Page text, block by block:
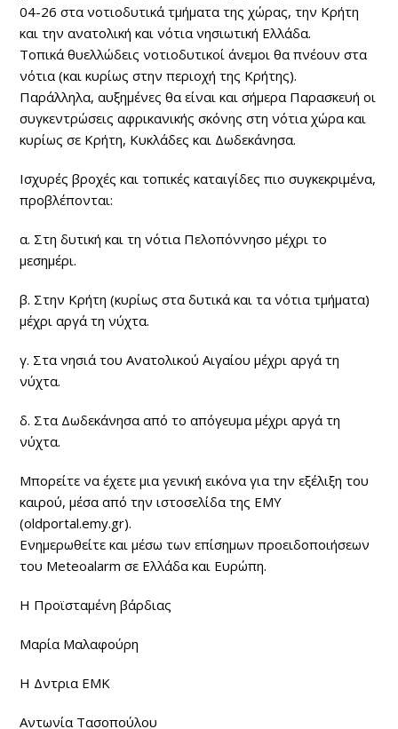
04-26 στα νοτιοδυτικά τμήματα της χώρας, την Κρήτη
και την ανατολική και νότια νησιωτική Ελλάδα.
Τοπικά θυελλώδεις νοτιοδυτικοί άνεμοι θα πνέουν στα
νότια (και κυρίως στην περιοχή της Κρήτης).
Παράλληλα, αυξημένες θα είναι και σήμερα Παρασκευή οι
συγκεντρώσεις αφρικανικής σκόνης στη νότια χώρα και
κυρίως σε Κρήτη, Κυκλάδες και Δωδεκάνησα.
Ισχυρές βροχές και τοπικές καταιγίδες πιο συγκεκριμένα,
προβλέπονται:
α. Στη δυτική και τη νότια Πελοπόννησο μέχρι το
μεσημέρι.
β. Στην Κρήτη (κυρίως στα δυτικά και τα νότια τμήματα)
μέχρι αργά τη νύχτα.
γ. Στα νησιά του Ανατολικού Αιγαίου μέχρι αργά τη
νύχτα.
δ. Στα Δωδεκάνησα από το απόγευμα μέχρι αργά τη
νύχτα.
Μπορείτε να έχετε μια γενική εικόνα για την εξέλιξη του
καιρού, μέσα από την ιστοσελίδα της ΕΜΥ
(oldportal.emy.gr).
Ενημερωθείτε και μέσω των επίσημων προειδοποιήσεων
του Meteoalarm σε Ελλάδα και Ευρώπη.
Η Προϊσταμένη βάρδιας
Μαρία Μαλαφούρη
Η Δντρια ΕΜΚ
Αντωνία Τασοπούλου